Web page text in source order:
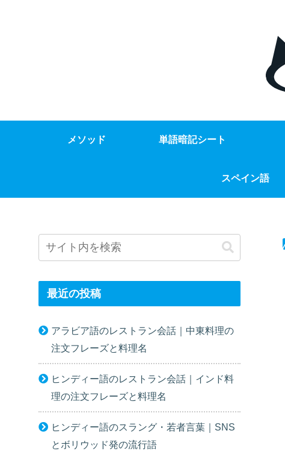
メソッド 単語暗記シート
スペイン語
最近の投稿
アラビア語のレストラン会話｜中東料理の
注文フレーズと料理名
ヒンディー語のレストラン会話｜インド料
理の注文フレーズと料理名
ヒンディー語のスラング・若者言葉｜SNS
とボリウッド発の流行語